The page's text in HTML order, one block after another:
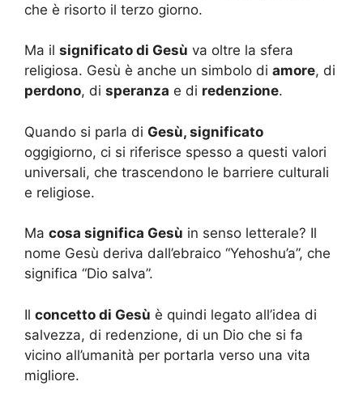
che è risorto il terzo giorno.
Ma il significato di Gesù va oltre la sfera
religiosa. Gesù è anche un simbolo di amore, di
perdono, di speranza e di redenzione.
Quando si parla di Gesù, significato
oggigiorno, ci si riferisce spesso a questi valori
universali, che trascendono le barriere culturali
e religiose.
Ma cosa significa Gesù in senso letterale? Il
nome Gesù deriva dall’ebraico “Yehoshu’a”, che
significa “Dio salva”.
Il concetto di Gesù è quindi legato all’idea di
salvezza, di redenzione, di un Dio che si fa
vicino all’umanità per portarla verso una vita
migliore.